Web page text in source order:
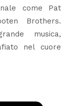
come Pat
Brothers.
musica,
nel cuore